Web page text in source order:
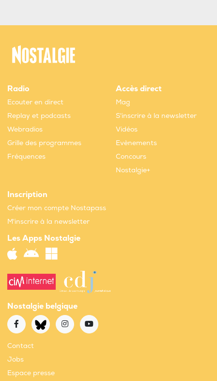
Radio
Ecouter en direct
Replay et podcasts
Webradios
Grille des programmes
Fréquences
Accès direct
Mag
S'inscrire à la newsletter
Vidéos
Evènements
Concours
Nostalgie+
Inscription
Créer mon compte Nostapass
M'inscrire à la newsletter
Les Apps Nostalgie
Nostalgie belgique
Contact
Jobs
Espace presse